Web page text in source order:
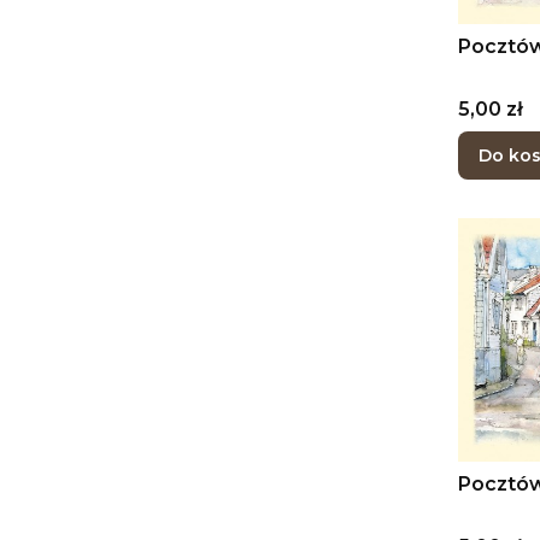
Cena
5,00 zł
Do